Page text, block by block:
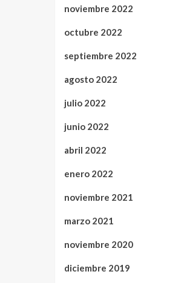
noviembre 2022
octubre 2022
septiembre 2022
agosto 2022
julio 2022
junio 2022
abril 2022
enero 2022
noviembre 2021
marzo 2021
noviembre 2020
diciembre 2019